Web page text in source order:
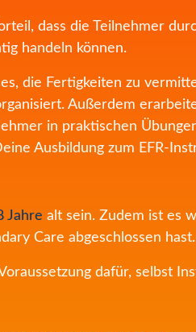
dass die Teilnehmer
handeln können.
die Fertigkeiten zu
Außerdem
in praktischen
Ausbildung zum EFR-
Jahre alt sein. Zudem ist es
Care abgeschlossen hast.
dafür, selbst